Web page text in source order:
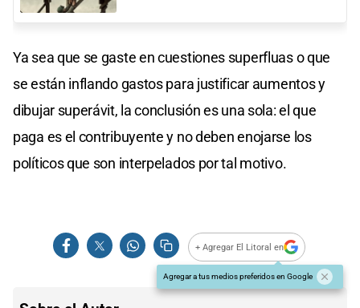
Ya sea que se gaste en cuestiones superfluas o que
se están inflando gastos para justificar aumentos y
dibujar superávit, la conclusión es una sola: el que
paga es el contribuyente y no deben enojarse los
políticos que son interpelados por tal motivo.
+ Agregar El Litoral en
Agregar a tus medios preferidos en Google